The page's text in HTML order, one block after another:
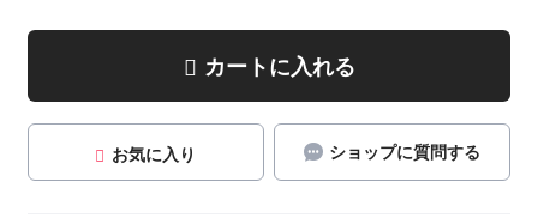
カートに入れる
お気に入り ショップに質問する